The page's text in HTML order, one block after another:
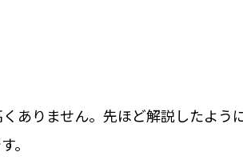
ありません。先ほど解説したよう
。